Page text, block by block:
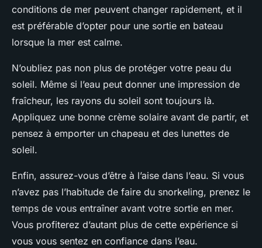
conditions de mer peuvent changer rapidement, et il
est préférable d’opter pour une sortie en bateau
lorsque la mer est calme.
N’oubliez pas non plus de protéger votre peau du
soleil. Même si l’eau peut donner une impression de
fraîcheur, les rayons du soleil sont toujours là.
Appliquez une bonne crème solaire avant de partir, et
pensez à emporter un chapeau et des lunettes de
soleil.
Enfin, assurez-vous d’être à l’aise dans l’eau. Si vous
n’avez pas l’habitude de faire du snorkeling, prenez le
temps de vous entraîner avant votre sortie en mer.
Vous profiterez d’autant plus de cette expérience si
vous vous sentez en confiance dans l’eau.